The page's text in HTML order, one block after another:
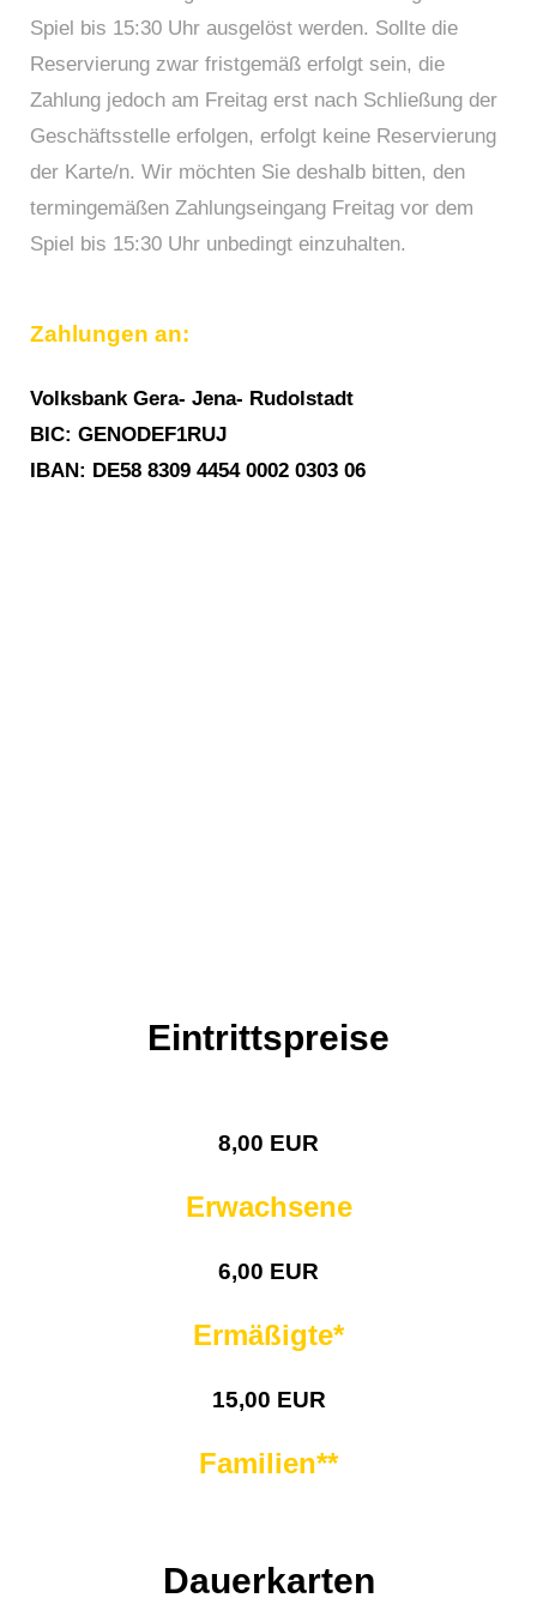
Spiel bis 15:30 Uhr ausgelöst werden. Sollte die
Reservierung zwar fristgemäß erfolgt sein, die
Zahlung jedoch am Freitag erst nach Schließung der
Geschäftsstelle erfolgen, erfolgt keine Reservierung
der Karte/n. Wir möchten Sie deshalb bitten, den
termingemäßen Zahlungseingang Freitag vor dem
Spiel bis 15:30 Uhr unbedingt einzuhalten.
Zahlungen an:
Volksbank Gera- Jena- Rudolstadt
BIC: GENODEF1RUJ
IBAN: DE58 8309 4454 0002 0303 06
Eintrittspreise
8,00 EUR
Erwachsene
6,00 EUR
Ermäßigte*
15,00 EUR
Familien**
Dauerkarten